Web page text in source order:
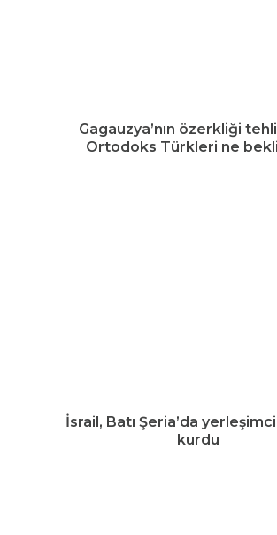
Gagauzya’nın özerkliği
Ortodoks Türkleri ne
İsrail, Batı Şeria’da
kurdu